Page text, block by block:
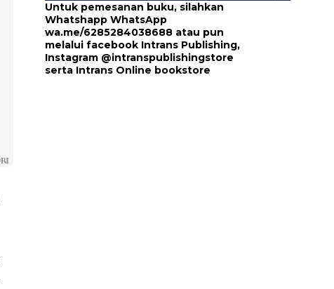
Untuk pemesanan buku, silahkan
Whatshapp WhatsApp
wa.me/6285284038688 atau pun
melalui facebook Intrans Publishing,
Instagram @intranspublishingstore
serta Intrans Online bookstore